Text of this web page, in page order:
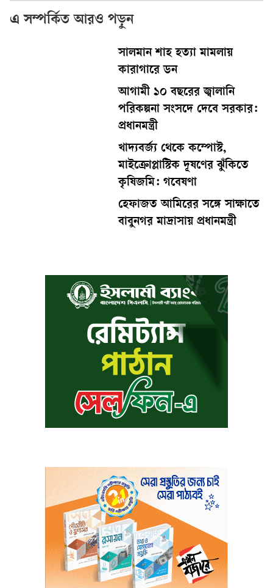
এ সম্পর্কিত আরও পড়ুন
সালমান শাহ হত্যা মামলায়
কারাগারে ডন
আগামী ১০ বছরের জ্বালানি
পরিকল্পনা সংসদে দেবে সরকার:
প্রধানমন্ত্রী
খাদ্যবর্জ্য থেকে কম্পোস্ট,
মাইক্রোপ্লাস্টিক দূষণের ঝুঁকিতে
কৃষিজমি: গবেষণা
হেফাজত আমিরের সঙ্গে সাক্ষাতে
বাবুনগর মাদ্রাসায় প্রধানমন্ত্রী